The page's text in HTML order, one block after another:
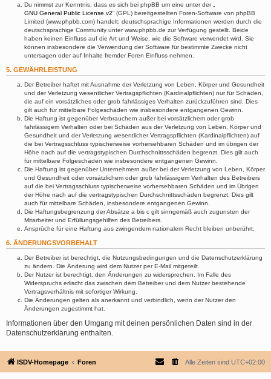
Du nimmst zur Kenntnis, dass es sich bei phpBB um eine unter der „
GNU General Public License v2“ (GPL) bereitgestellten Foren-Software von phpBB
Limited (www.phpbb.com) handelt; deutschsprachige Informationen werden durch die
deutschsprachige Community unter www.phpbb.de zur Verfügung gestellt. Beide
haben keinen Einfluss auf die Art und Weise, wie die Software verwendet wird. Sie
können insbesondere die Verwendung der Software für bestimmte Zwecke nicht
untersagen oder auf Inhalte fremder Foren Einfluss nehmen.
5. GEWÄHRLEISTUNG
Der Betreiber haftet mit Ausnahme der Verletzung von Leben, Körper und Gesundheit
und der Verletzung wesentlicher Vertragspflichten (Kardinalpflichten) nur für Schäden,
die auf ein vorsätzliches oder grob fahrlässiges Verhalten zurückzuführen sind. Dies
gilt auch für mittelbare Folgeschäden wie insbesondere entgangenen Gewinn.
Die Haftung ist gegenüber Verbrauchern außer bei vorsätzlichem oder grob
fahrlässigem Verhalten oder bei Schäden aus der Verletzung von Leben, Körper und
Gesundheit und der Verletzung wesentlicher Vertragspflichten (Kardinalpflichten) auf
die bei Vertragsschluss typischerweise vorhersehbaren Schäden und im übrigen der
Höhe nach auf die vertragstypischen Durchschnittsschäden begrenzt. Dies gilt auch
für mittelbare Folgeschäden wie insbesondere entgangenen Gewinn.
Die Haftung ist gegenüber Unternehmern außer bei der Verletzung von Leben, Körper
und Gesundheit oder vorsätzlichem oder grob fahrlässigem Verhalten des Betreibers
auf die bei Vertragsschluss typischerweise vorhersehbaren Schäden und im Übrigen
der Höhe nach auf die vertragstypischen Durchschnittsschäden begrenzt. Dies gilt
auch für mittelbare Schäden, insbesondere entgangenen Gewinn.
Die Haftungsbegrenzung der Absätze a bis c gilt sinngemäß auch zugunsten der
Mitarbeiter und Erfüllungsgehilfen des Betreibers.
Ansprüche für eine Haftung aus zwingendem nationalem Recht bleiben unberührt.
6. ÄNDERUNGSVORBEHALT
Der Betreiber ist berechtigt, die Nutzungsbedingungen und die Datenschutzerklärung
zu ändern. Die Änderung wird dem Nutzer per E-Mail mitgeteilt.
Der Nutzer ist berechtigt, den Änderungen zu widersprechen. Im Falle des
Widerspruchs erlischt das zwischen dem Betreiber und dem Nutzer bestehende
Vertragsverhältnis mit sofortiger Wirkung.
Die Änderungen gelten als anerkannt und verbindlich, wenn der Nutzer den
Änderungen zugestimmt hat.
Informationen über den Umgang mit deinen persönlichen Daten sind in der
Datenschutzerklärung enthalten.
ISDV-Homepage Foren Alle Zeiten sind UTC+02:00